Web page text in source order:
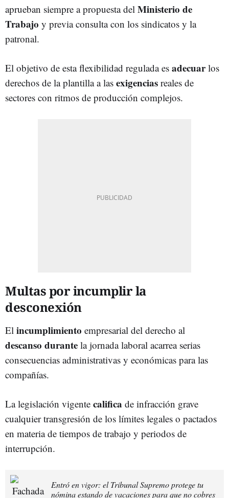
aprueban siempre a propuesta del Ministerio de
Trabajo y previa consulta con los sindicatos y la
patronal.
El objetivo de esta flexibilidad regulada es adecuarlos
derechos de la plantilla a las exigencias reales de
sectores con ritmos de producción complejos.
Multas por incumplir la
desconexión
El incumplimiento empresarial del derecho al
descanso durante la jornada laboral acarrea serias
consecuencias administrativas y económicas para las
compañías.
La legislación vigente califica de infracción grave
cualquier transgresión de los límites legales o pactados
en materia de tiempos de trabajo y periodos de
interrupción.
Entró en vigor: el Tribunal Supremo protege tu
nómina estando de vacaciones para que no cobres